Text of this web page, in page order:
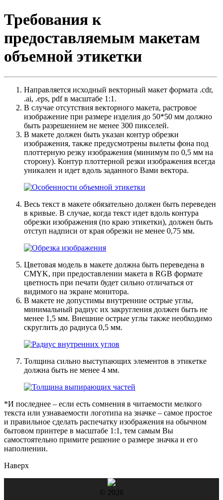
Требования к
предоставляемым макетам
объемной этикетки
Направляется исходный векторный макет формата .cdr,
.ai, .eps, pdf в масштабе 1:1.
В случае отсутствия векторного макета, растровое
изображение при размере изделия до 50*50 мм должно
быть разрешением не менее 300 пикселей.
В макете должен быть указан контур обрезки
изображения, также предусмотрены вылеты фона под
плоттерную резку изображения (минимум по 0,5 мм на
сторону). Контур плоттерной резки изображения всегда
уникален и идет вдоль заданного Вами вектора.
Весь текст в макете обязательно должен быть переведен
в кривые. В случае, когда текст идет вдоль контура
обрезки изображения (по краю этикетки), должен быть
отступ надписи от края обрезки не менее 0,75 мм.
Цветовая модель в макете должна быть переведена в
CMYK, при предоставлении макета в RGB формате
цветность при печати будет сильно отличаться от
видимого на экране монитора.
В макете не допустимы внутренние острые углы,
минимальный радиус их закругления должен быть не
менее 1,5 мм. Внешние острые углы также необходимо
скруглить до радиуса 0,5 мм.
Толщина сильно выступающих элементов в этикетке
должна быть не менее 4 мм.
*И последнее – если есть сомнения в читаемости мелкого
текста или узнаваемости логотипа на значке – самое простое
и правильное сделать распечатку изображения на обычном
бытовом принтере в масштабе 1:1, тем самым Вы
самостоятельно примите решение о размере значка и его
наполнении.
Наверх
© 2026